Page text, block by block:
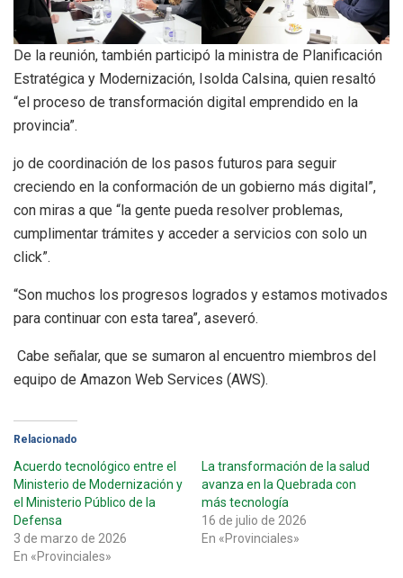
De la reunión, también participó la ministra de Planificación
Estratégica y Modernización, Isolda Calsina, quien resaltó
“el proceso de transformación digital emprendido en la
provincia”.
jo de coordinación de los pasos futuros para seguir
creciendo en la conformación de un gobierno más digital”,
con miras a que “la gente pueda resolver problemas,
cumplimentar trámites y acceder a servicios con solo un
click”.
“Son muchos los progresos logrados y estamos motivados
para continuar con esta tarea”, aseveró.
Cabe señalar, que se sumaron al encuentro miembros del
equipo de Amazon Web Services (AWS).
Relacionado
Acuerdo tecnológico entre el
Ministerio de Modernización y
el Ministerio Público de la
Defensa
3 de marzo de 2026
En «Provinciales»
La transformación de la salud
avanza en la Quebrada con
más tecnología
16 de julio de 2026
En «Provinciales»